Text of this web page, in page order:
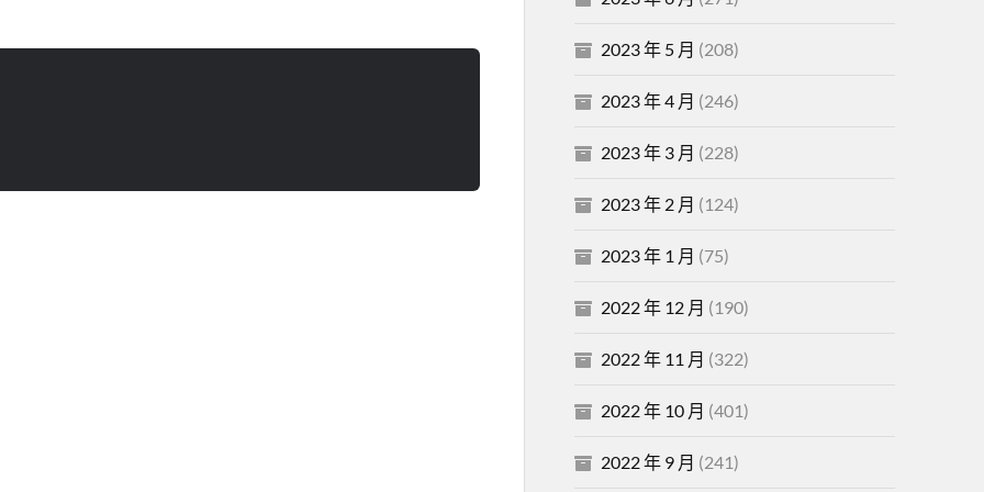
2023 年 5 月 (208)
2023 年 4 月 (246)
2023 年 3 月 (228)
2023 年 2 月 (124)
2023 年 1 月 (75)
2022 年 12 月 (190)
2022 年 11 月 (322)
2022 年 10 月 (401)
2022 年 9 月 (241)